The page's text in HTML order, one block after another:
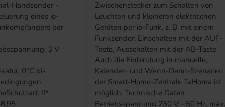
Handsender -
eines io-
per
3 V
0°C bis
IP
Zwischenstecker zum Schalten von
Leuchten und kleineren elektrischen
Geräten per io-Funk, z. B. mit einem
Funksender: Einschalten mit der AUF-
Taste, Ausschalten mit der AB-Taste.
Auch die Einbindung in manuelle,
Kalender- und Wenn-Dann-Szenarien
der Smart-Home-Zentrale TaHoma ist
möglich. Technische Daten
Betriebsspannung 230 V - 50 Hz, max.